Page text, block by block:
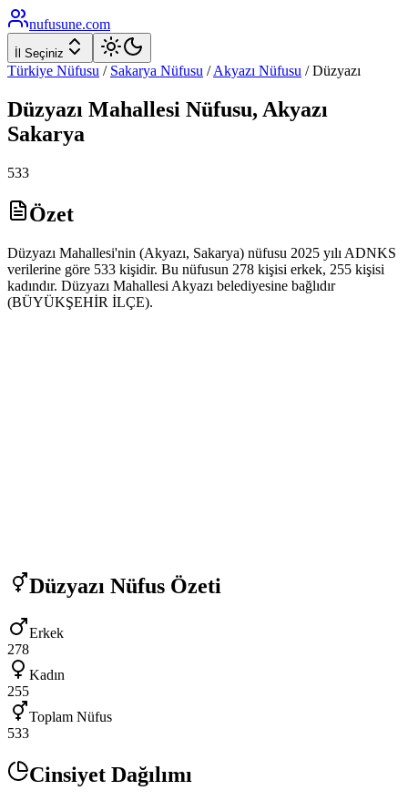
nufusune.com
İl Seçiniz
Türkiye Nüfusu / Sakarya Nüfusu / Akyazı Nüfusu /Düzyazı
Düzyazı Mahallesi Nüfusu, Akyazı
Sakarya
533
Özet
Düzyazı Mahallesi'nin (Akyazı, Sakarya) nüfusu 2025 yılı ADNKS
verilerine göre 533 kişidir. Bu nüfusun 278 kişisi erkek, 255 kişisi
kadındır. Düzyazı Mahallesi Akyazı belediyesine bağlıdır
(BÜYÜKŞEHİR İLÇE).
Düzyazı Nüfus Özeti
Erkek
278
Kadın
255
Toplam Nüfus
533
Cinsiyet Dağılımı